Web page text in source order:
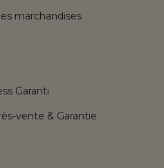
marchandises
Garanti
vente & Garantie